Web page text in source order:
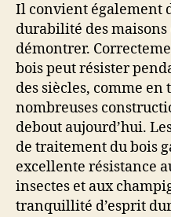
Il convient également
durabilité des maisons
démontrer.
bois peut résister
des siècles, comme en
nombreuses
debout aujourd’hui.
de traitement du bois
excellente résistance
insectes et aux
tranquillité d’esprit